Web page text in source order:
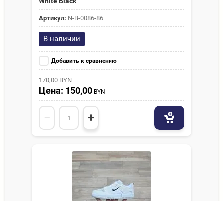
Артикул: N-В-0086-86
В наличии
Добавить к сравнению
170,00BYN
Цена: 150,00 BYN
− +